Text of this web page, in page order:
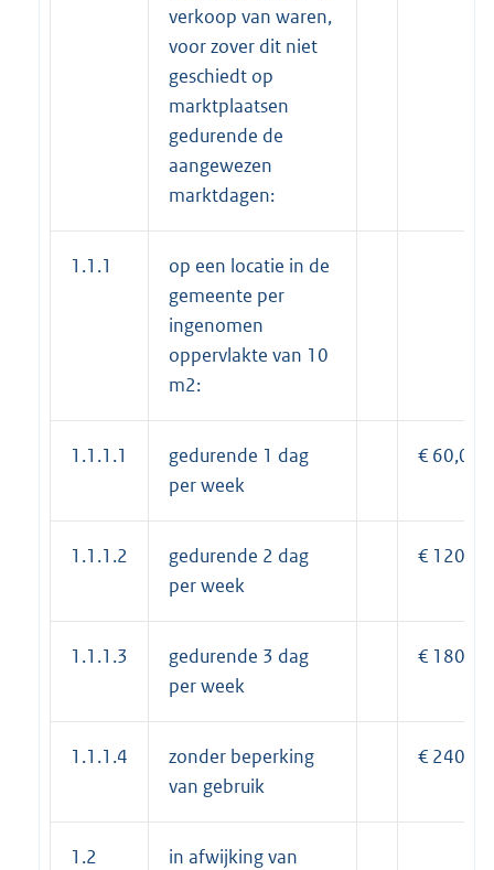
verkoop van waren,
voor zover dit niet
geschiedt op
marktplaatsen
gedurende de
aangewezen
marktdagen:
1.1.1
op een locatie in de
gemeente per
ingenomen
oppervlakte van 10
m2:
1.1.1.1
gedurende 1 dag
per week
€ 60,00
1.1.1.2
gedurende 2 dag
per week
€ 120,00
1.1.1.3
gedurende 3 dag
per week
€ 180,00
1.1.1.4
zonder beperking
van gebruik
€ 240,00
1.2
in afwijking van